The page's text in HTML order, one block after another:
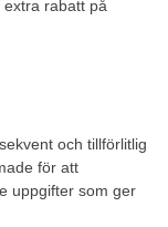
och tillförlitlig
för att
uppgifter som ger
rabatt på